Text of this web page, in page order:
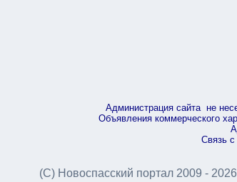
Администрация сайта не
Объявления коммерческого
Связь
(С) Новоспасский портал 2009 - 2026